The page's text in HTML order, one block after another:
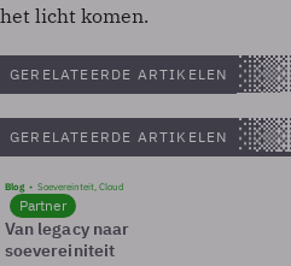
het licht komen.
GERELATEERDE ARTIKELEN
GERELATEERDE ARTIKELEN
Blog Soevereinteit, Cloud
Partner
Van legacy naar
soevereiniteit